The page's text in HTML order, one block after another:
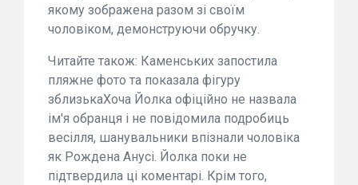
якому зображена разом зі своїм
чоловіком, демонструючи обручку.
Читайте також: Каменських запостила
пляжне фото та показала фігуру
зблизькаХоча Йолка офіційно не назвала
ім'я обранця і не повідомила подробиць
весілля, шанувальники впізнали чоловіка
як Рождена Анусі. Йолка поки не
підтвердила ці коментарі. Крім того,